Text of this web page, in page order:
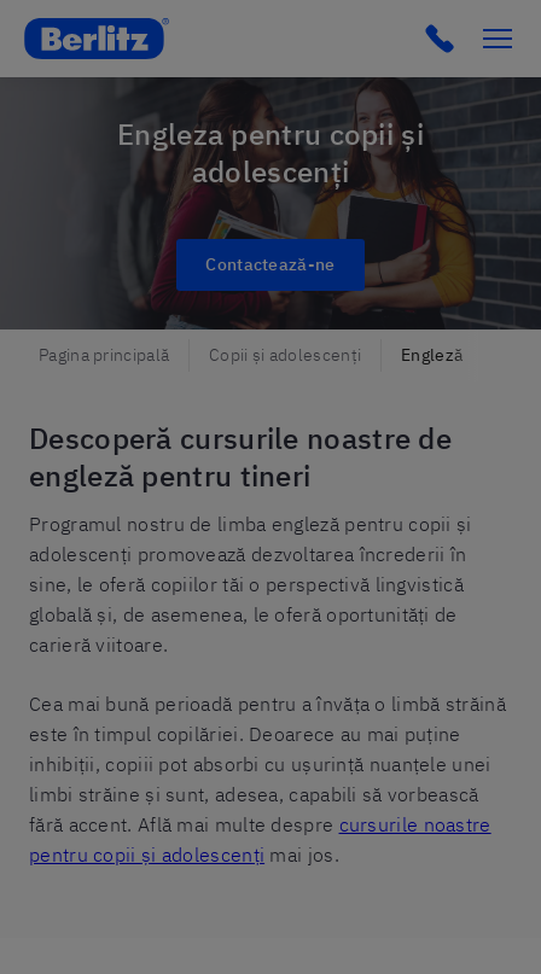
Romania Click to
Engleza pentru copii și
adolescenți
Contactează-ne
Pagina principală Copii și adolescenți Engleză
Descoperă cursurile noastre de
engleză pentru tineri
Programul nostru de limba engleză pentru copii și
adolescenți promovează dezvoltarea încrederii în
sine, le oferă copiilor tăi o perspectivă lingvistică
globală și, de asemenea, le oferă oportunități de
carieră viitoare.
Cea mai bună perioadă pentru a învăța o limbă străină
este în timpul copilăriei. Deoarece au mai puține
inhibiții, copiii pot absorbi cu ușurință nuanțele unei
limbi străine și sunt, adesea, capabili să vorbească
fără accent. Află mai multe despre cursurile noastre
pentru copii și adolescenți mai jos.